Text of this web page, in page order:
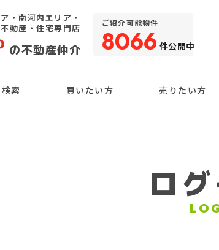
・南河内エリア・
動産・住宅専門店
の不動産仲介
ご紹介可能物件
8066 件公開中
索 買いたい方 売りたい方
ロ